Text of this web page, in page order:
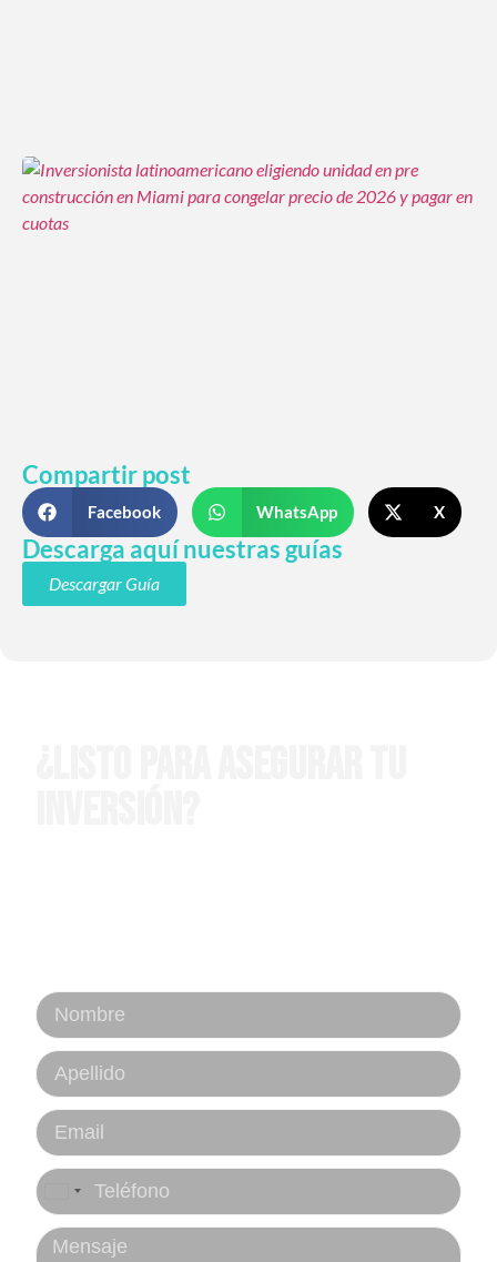
Compartir post
Facebook WhatsApp X
Descarga aquí nuestras guías
Descargar Guía
Colombia
+57